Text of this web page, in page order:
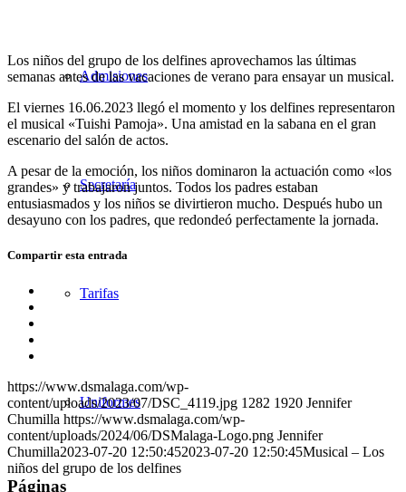
Admisiones
Secretaría
Tarifas
Uniformes
Los niños del grupo de los delfines aprovechamos las últimas
semanas antes de las vacaciones de verano para ensayar un musical.
El viernes 16.06.2023 llegó el momento y los delfines representaron
el musical «Tuishi Pamoja». Una amistad en la sabana en el gran
escenario del salón de actos.
A pesar de la emoción, los niños dominaron la actuación como «los
grandes» y trabajaron juntos. Todos los padres estaban
entusiasmados y los niños se divirtieron mucho. Después hubo un
desayuno con los padres, que redondeó perfectamente la jornada.
Compartir esta entrada
Compartir
correo
https://www.dsmalaga.com/wp-
content/uploads/2023/07/DSC_4119.jpg 1282 1920 Jennifer
Chumilla https://www.dsmalaga.com/wp-
content/uploads/2024/06/DSMalaga-Logo.png Jennifer
Chumilla2023-07-20 12:50:452023-07-20 12:50:45Musical – Los
niños del grupo de los delfines
Páginas